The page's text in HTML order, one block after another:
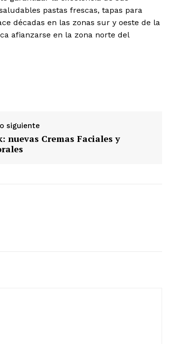
pastas frescas, tapas para
décadas en las zonas sur y oeste de la
afianzarse en la zona norte del
siguiente
nuevas Cremas Faciales y